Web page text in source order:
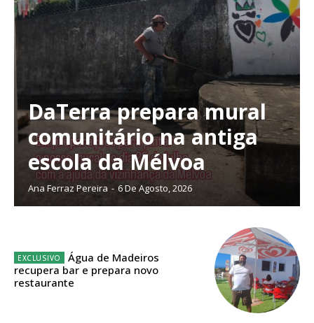
Planos de Assinatura
Faça-se assinante do Região de Cister e ajude-nos a manter este serviço
DaTerra prepara mural
comunitário na antiga
escola da Mélvoa
Ana Ferraz Pereira - 6 De Agosto, 2026
Água de Madeiros
recupera bar e prepara novo
restaurante